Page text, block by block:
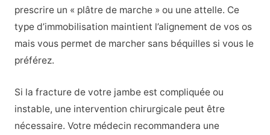
prescrire un « plâtre de marche » ou une attelle. Ce
type d’immobilisation maintient l’alignement de vos os
mais vous permet de marcher sans béquilles si vous le
préférez.
Si la fracture de votre jambe est compliquée ou
instable, une intervention chirurgicale peut être
nécessaire. Votre médecin recommandera une